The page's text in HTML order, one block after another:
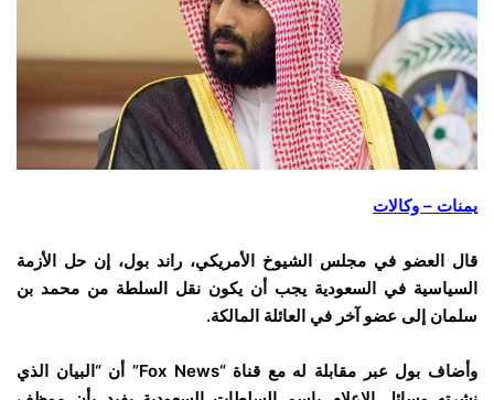
يمنات – وكالات
قال العضو في مجلس الشيوخ الأمريكي، راند بول، إن حل الأزمة
السياسية في السعودية يجب أن يكون نقل السلطة من محمد بن
سلمان إلى عضو آخر في العائلة المالكة.
وأضاف بول عبر مقابلة له مع قناة “Fox News” أن “البيان الذي